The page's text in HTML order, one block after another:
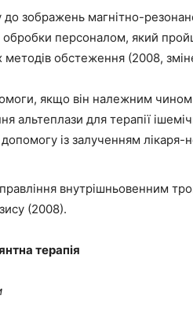
зображень магнітно-
обробки персоналом, який
методів обстеження (2008,
якщо він належним
альтеплази для терапії
із залученням лікаря-­
внутрішньовенним
(2008).
терапія